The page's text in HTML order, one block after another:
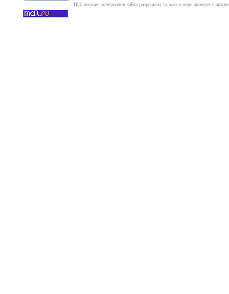
Публикация материалов сайта разрешена только в виде анонсов с